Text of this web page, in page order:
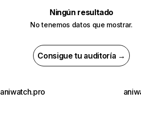
Ningún resultado
No tenemos datos que mostrar.
Consigue tu auditoría →
aniwatch.pro